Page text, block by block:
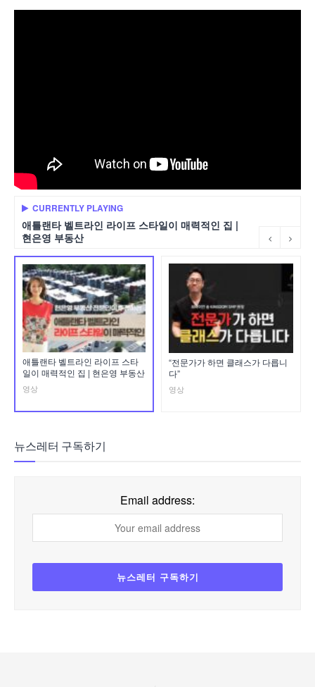
CURRENTLY PLAYING
애틀랜타 벨트라인 라이프 스타일이 매력적인 집 |
현은영 부동산
애틀랜타 벨트라인 라이프 스타
일이 매력적인 집 | 현은영 부동산
영상
“전문가가 하면 클래스가 다릅니
다”
영상
뉴스레터 구독하기
Email address: